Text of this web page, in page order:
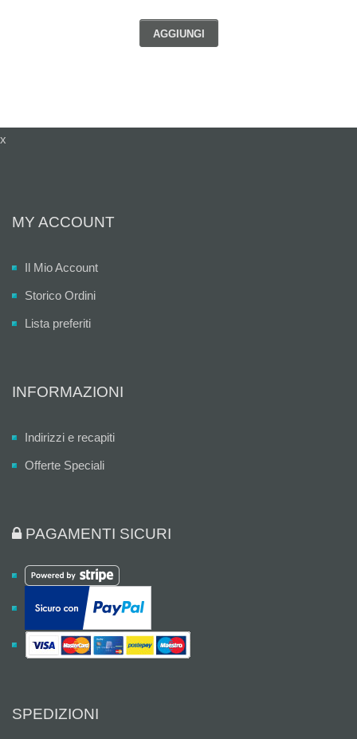
AGGIUNGI
x
MY ACCOUNT
Il Mio Account
Storico Ordini
Lista preferiti
INFORMAZIONI
Indirizzi e recapiti
Offerte Speciali
PAGAMENTI SICURI
SPEDIZIONI